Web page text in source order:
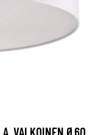
VALKOINEN Ø60